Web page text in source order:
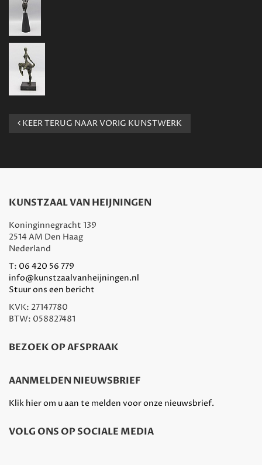
KEER TERUG NAAR VORIG KUNSTWERK
KUNSTZAAL VAN HEIJNINGEN
Koninginnegracht 139
2514 AM Den Haag
Nederland
T: 06 420 56 779
info@kunstzaalvanheijningen.nl
Stuur ons een bericht
KVK: 27147780
BTW: 058827481
BEZOEK OP AFSPRAAK
AANMELDEN NIEUWSBRIEF
Klik hier om u aan te melden voor onze nieuwsbrief.
VOLG ONS OP SOCIALE MEDIA